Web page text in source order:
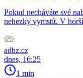
Pokud necháváte své
nehezky vymstít. V
adbz.cz
dnes, 16:25
1 min